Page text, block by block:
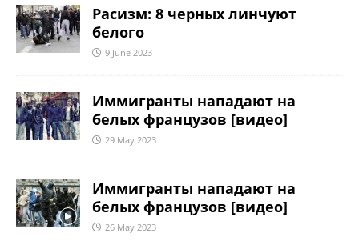
Расизм: 8 черных линчуют
белого
9 June 2023
Иммигранты нападают на
белых французов [видео]
29 May 2023
Иммигранты нападают на
белых французов [видео]
26 May 2023